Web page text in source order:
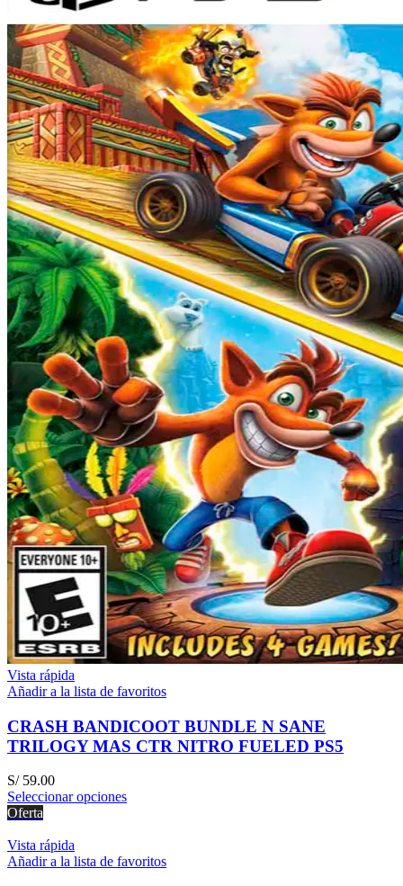
Vista rápida
Añadir a la lista de favoritos
CRASH BANDICOOT BUNDLE N SANE
TRILOGY MAS CTR NITRO FUELED PS5
S/59.00
Seleccionar opciones
Oferta
Vista rápida
Añadir a la lista de favoritos